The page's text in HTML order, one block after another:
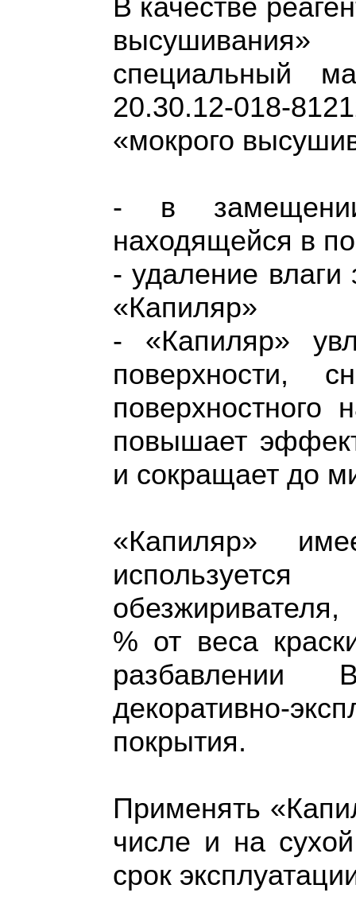
В качестве
высушивания»
специальный
20.30.12-018-
«мокрого
- в
находящейся в
- удаление влаги
«Капиляр»
- «Капиляр»
поверхности,
поверхностного
повышает
и сокращает до
«Капиляр»
% от веса
разбавлении
декоративно-
покрытия.
Применять
числе и на
срок